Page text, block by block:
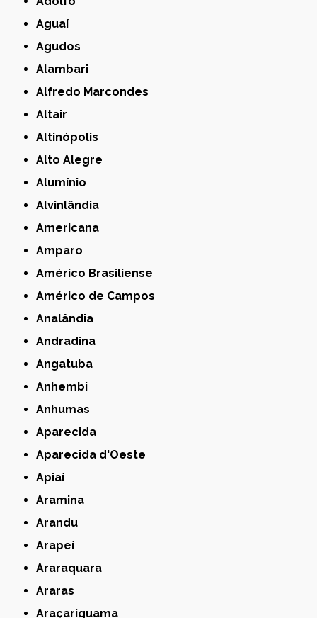
Aguaí
Agudos
Alambari
Alfredo Marcondes
Altair
Altinópolis
Alto Alegre
Alumínio
Alvinlândia
Americana
Amparo
Américo Brasiliense
Américo de Campos
Analândia
Andradina
Angatuba
Anhembi
Anhumas
Aparecida
Aparecida d'Oeste
Apiaí
Aramina
Arandu
Arapeí
Araraquara
Araras
Araçariguama